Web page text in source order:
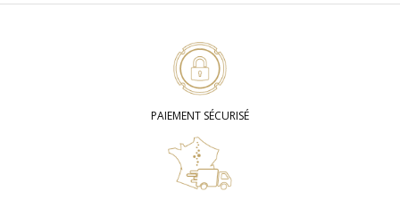
PAIEMENT SÉCURISÉ